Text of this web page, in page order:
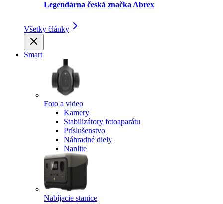
Legendárna česká značka Abrex
Všetky články
Smart
Foto a video
Kamery
Stabilizátory fotoaparátu
Príslušenstvo
Náhradné diely
Nanlite
Nabíjacie stanice